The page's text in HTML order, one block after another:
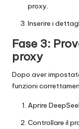
proxy.
Inserire i
Fase 3:
proxy
Dopo aver
funzioni
Aprire
Controllare il